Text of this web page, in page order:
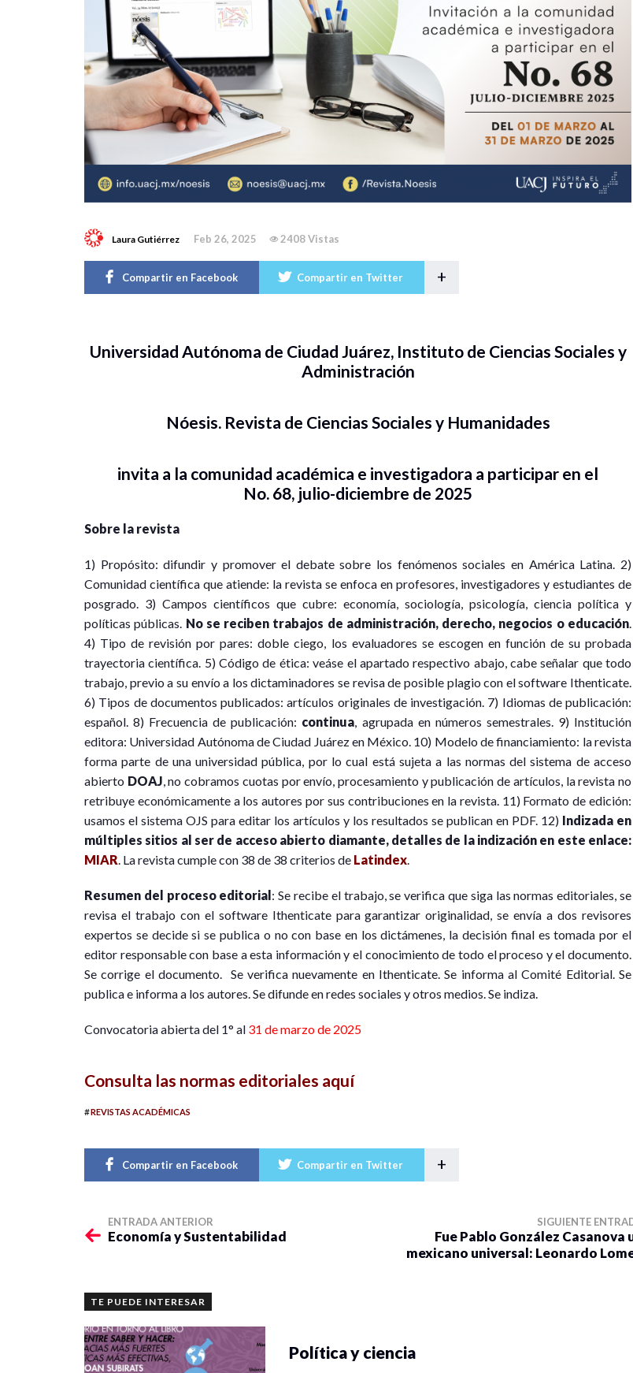
Laura Gutiérrez Feb 26, 2025 2408 Vistas
Compartir en Facebook Compartir en Twitter +
Universidad Autónoma de Ciudad Juárez, Instituto de Ciencias Sociales y
Administración
Nóesis. Revista de Ciencias Sociales y Humanidades
invita a la comunidad académica e investigadora a participar en el
No. 68, julio-diciembre de 2025
Sobre la revista
1) Propósito: difundir y promover el debate sobre los fenómenos sociales en América Latina. 2)
Comunidad científica que atiende: la revista se enfoca en profesores, investigadores y estudiantes de
posgrado. 3) Campos científicos que cubre: economía, sociología, psicología, ciencia política y
políticas públicas. No se reciben trabajos de administración, derecho, negocios o educación.
4) Tipo de revisión por pares: doble ciego, los evaluadores se escogen en función de su probada
trayectoria científica. 5) Código de ética: veáse el apartado respectivo abajo, cabe señalar que todo
trabajo, previo a su envío a los dictaminadores se revisa de posible plagio con el software Ithenticate.
6) Tipos de documentos publicados: artículos originales de investigación. 7) Idiomas de publicación:
español. 8) Frecuencia de publicación: continua, agrupada en números semestrales. 9) Institución
editora: Universidad Autónoma de Ciudad Juárez en México. 10) Modelo de financiamiento: la revista
forma parte de una universidad pública, por lo cual está sujeta a las normas del sistema de acceso
abierto DOAJ, no cobramos cuotas por envío, procesamiento y publicación de artículos, la revista no
retribuye económicamente a los autores por sus contribuciones en la revista. 11) Formato de edición:
usamos el sistema OJS para editar los artículos y los resultados se publican en PDF. 12) Indizada en
múltiples sitios al ser de acceso abierto diamante, detalles de la indización en este enlace:
MIAR. La revista cumple con 38 de 38 criterios de Latindex.
Resumen del proceso editorial : Se recibe el trabajo, se verifica que siga las normas editoriales, se
revisa el trabajo con el software Ithenticate para garantizar originalidad, se envía a dos revisores
expertos se decide si se publica o no con base en los dictámenes, la decisión final es tomada por el
editor responsable con base a esta información y el conocimiento de todo el proceso y el documento.
Se corrige el documento. Se verifica nuevamente en Ithenticate. Se informa al Comité Editorial. Se
publica e informa a los autores. Se difunde en redes sociales y otros medios. Se indiza.
Convocatoria abierta del 1° al 31 de marzo de 2025
Consulta las normas editoriales aquí
#REVISTAS ACADÉMICAS
Compartir en Facebook Compartir en Twitter +
ENTRADA ANTERIOR
Economía y Sustentabilidad
SIGUIENTE
Fue Pablo González Casanova
mexicano universal: Leonardo
TE PUEDE INTERESAR
Política y ciencia